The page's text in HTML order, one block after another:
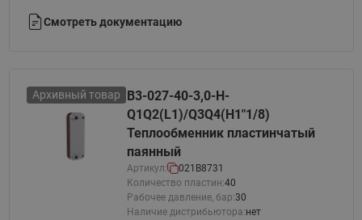
Смотреть документацию
Архивный товар
B3-027-40-3,0-H-
Q1Q2(L1)/Q3Q4(H1"1/8)
Теплообменник пластинчатый
паянный
Артикул:
021B8731
Количество пластин:40
Рабочее давление, бар:30
Наличие дистрибьютора:нет